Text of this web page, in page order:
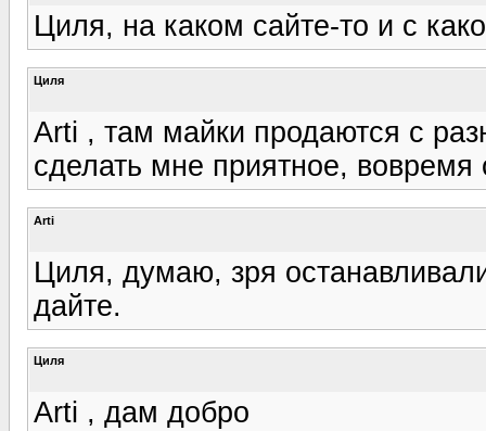
Циля, на каком сайте-то и с
Циля
Arti , там майки продаются с
сделать мне приятное, вовремя
Arti
Циля, думаю, зря
дайте.
Циля
Arti , дам добро